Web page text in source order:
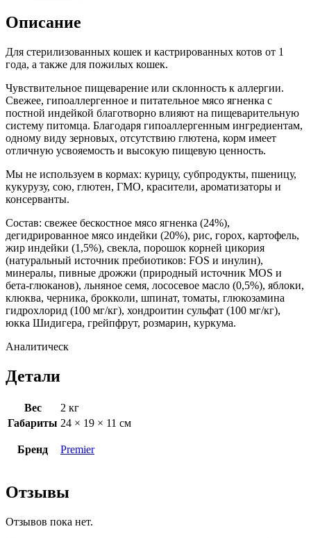
Описание
Для стерилизованных кошек и кастрированных котов от 1
года, а также для пожилых кошек.
Чувствительное пищеварение или склонность к аллергии.
Свежее, гипоаллергенное и питательное мясо ягненка с
постной индейкой благотворно влияют на пищеварительную
систему питомца. Благодаря гипоаллергенным ингредиентам,
одному виду зерновых, отсутствию глютена, корм имеет
отличную усвояемость и высокую пищевую ценность.
Мы не используем в кормах: курицу, субпродукты, пшеницу,
кукурузу, сою, глютен, ГМО, красители, ароматизаторы и
консерванты.
Состав: свежее бескостное мясо ягненка (24%),
дегидрированное мясо индейки (20%), рис, горох, картофель,
жир индейки (1,5%), свекла, порошок корней цикория
(натуральный источник пребиотиков: FOS и инулин),
минералы, пивные дрожжи (природный источник MOS и
бета-глюканов), льняное семя, лососевое масло (0,5%), яблоки,
клюква, черника, брокколи, шпинат, томаты, глюкозамина
гидрохлорид (100 мг/кг), хондроитин сульфат (100 мг/кг),
юкка Шидигера, грейпфрут, розмарин, куркума.
Аналитическ
Детали
Вес
2 кг
Габариты 24 × 19 × 11 см
Бренд Premier
Отзывы
Отзывов пока нет.